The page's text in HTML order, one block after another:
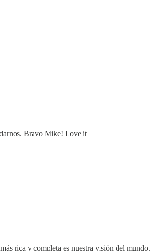
darnos. Bravo Mike! Love it
rica y completa es nuestra visión del mundo.